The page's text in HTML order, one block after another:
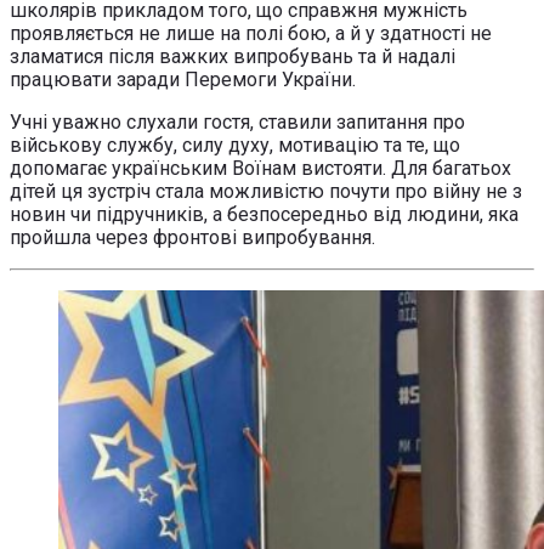
школярів прикладом того, що справжня мужність
проявляється не лише на полі бою, а й у здатності не
зламатися після важких випробувань та й надалі
працювати заради Перемоги України.
Учні уважно слухали гостя, ставили запитання про
військову службу, силу духу, мотивацію та те, що
допомагає українським Воїнам вистояти. Для багатьох
дітей ця зустріч стала можливістю почути про війну не з
новин чи підручників, а безпосередньо від людини, яка
пройшла через фронтові випробування.